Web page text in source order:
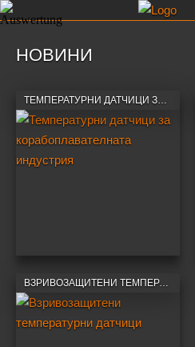
НОВИНИ
ТЕМПЕРАТУРНИ ДАТЧИЦИ ЗА КОРАБОПЛАВАТЕЛНАТА ИНДУСТРИЯ
ВЗРИВОЗАЩИТЕНИ ТЕМПЕРАТУРНИ ДАТЧИЦИ